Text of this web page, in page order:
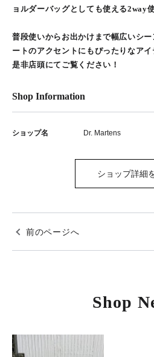
ョルダーバッグとしても使える2way
普段使いからお出かけまで幅広いシ
ートのアクセントにもぴったりなア
是非店頭にてご覧ください！
Shop Information
ショップ名 Dr. Martens
ショップ詳細
前のページへ
Shop